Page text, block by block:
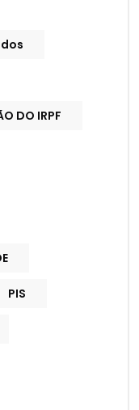
DO IRPF
PIS